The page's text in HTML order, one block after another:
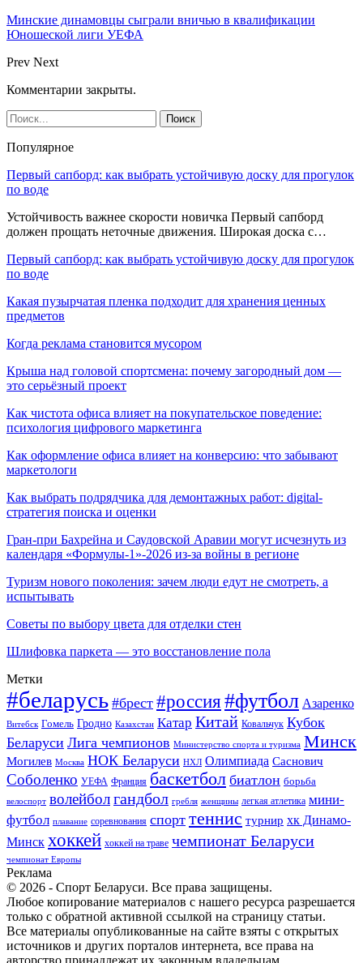
Минские динамовцы сыграли вничью в квалификации
Юношеской лиги УЕФА
Prev Next
Комментарии закрыты.
Популярное
Первый сапборд: как выбрать устойчивую доску для прогулок
по воде
Устойчивость важнее скорости новичка Первый сапборд
должен прощать неточные движения. Широкая доска с…
Первый сапборд: как выбрать устойчивую доску для прогулок
по воде
Какая пузырчатая пленка подходит для хранения ценных
предметов
Когда реклама становится мусором
Крыша над головой спортсмена: почему загородный дом —
это серьёзный проект
Как чистота офиса влияет на покупательское поведение:
психология цифрового маркетинга
Как оформление офиса влияет на конверсию: что забывают
маркетологи
Как выбрать подрядчика для демонтажных работ: digital-
стратегия поиска и оценки
Гран-при Бахрейна и Саудовской Аравии могут исчезнуть из
календаря «Формулы-1»-2026 из-за войны в регионе
Туризм нового поколения: зачем люди едут не смотреть, а
испытывать
Советы по выбору цвета для отделки стен
Шлифовка паркета — это восстановление пола
Метки
#беларусь #брест #россия#футбол Азаренко
Витебск Гомель Гродно Казахстан Катар Китай Ковальчук Кубок
Беларуси Лига чемпионов Министерство спорта и туризма Минск
Могилев Москва НОК Беларуси НХЛ Олимпиада Саснович
Соболенко УЕФА Франция баскетбол биатлон борьба
велоспорт волейболгандбол гребля женщины легкая атлетика мини-
футбол плавание соревнования спорт теннис турнир хк Динамо-
Минск хоккей хоккей на траве чемпионат Беларуси
чемпионат Европы
Реклама
© 2026 - Спорт Беларуси. Все права защищены.
Любое копирование материалов с нашего ресурса разрешается
только с обратной активной ссылкой на страницу статьи.
Все материалы опубликованные на сайте взяты с открытых
источников и других порталов интернета, все права на
авторство принадлежат их законным владельцам.